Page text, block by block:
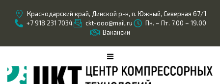
Краснодарский край, Динской р-н, п. Южный, Северная 67/1
+7 918 231 7034
ckt-ooo@mail.ru
Пн. – Пт. 7.00 – 19.00
Вакансии